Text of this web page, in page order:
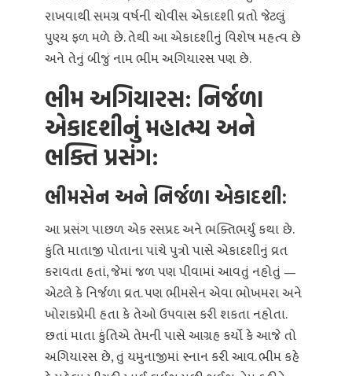
રાખવાથી સમગ્ર વર્ષની ચોવીસ એકાદશી વ્રતો જેટલું
પુણ્ય ફળ મળે છે. તેથી આ એકાદશીનું વિશેષ મહત્વ છે
અને તેનું બીજું નામ ભીમ અગિયારસ પણ છે.
ભીમ અગિયારસ: નિર્જળા
એકાદશીનું મહાત્મ્ય અને
ભક્તિ પ્રસંગ:
ભીમસેન અને નિર્જળા એકાદશી:
આ પ્રસંગ પાછળ એક રસપ્રદ અને ભક્તિભર્યું કથા છે.
કુંતિ માતાજી પોતાના પાંચે પુત્રો પાસે એકાદશીનું વ્રત
કરાવતા હતાં, જેમાં જળ પણ પીવામાં આવતું નહોતું —
એટલે કે નિર્જળા વ્રત. પણ ભીમસેન એવા ભોખમરા અને
ખોરાકપ્રેમી હતા કે તેઓ ઉપવાસ કરી શકતા નહોતા.
છતાં માતા કુંતિએ તેમની પાસે આગ્રહ કર્યો કે આજે તો
અગિયારસ છે, તું યમુનાજીમાં સ્નાન કરી આવ. ભીમ કહે